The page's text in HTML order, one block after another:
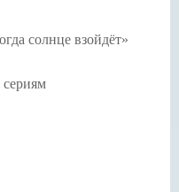
солнце взойдёт»